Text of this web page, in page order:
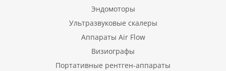
Эндомоторы
Ультразвуковые скалеры
Аппараты Air Flow
Визиографы
Портативные рентген-аппараты